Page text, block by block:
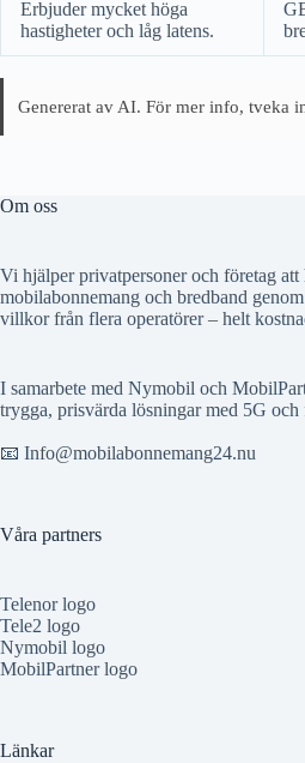
Erbjuder mycket höga
hastigheter och låg latens.
Genererat av AI. För mer info, tveka
Om oss
Vi hjälper privatpersoner och företag att
mobilabonnemang och bredband
villkor från flera operatörer – helt
I samarbete med Nymobil och
trygga, prisvärda lösningar med 5G
📧 Info@mobilabonnemang24.nu
Våra partners
Telenor logo
Tele2 logo
Nymobil logo
MobilPartner logo
Länkar